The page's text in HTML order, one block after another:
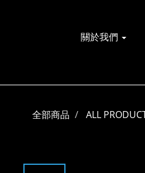
關於我們
全部商品 ALL